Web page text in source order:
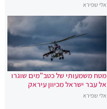
אלי שפירא
מטח משמעותי של כטב"מים שוגרו
אל עבר ישראל מכיוון עיראק
אלי שפירא